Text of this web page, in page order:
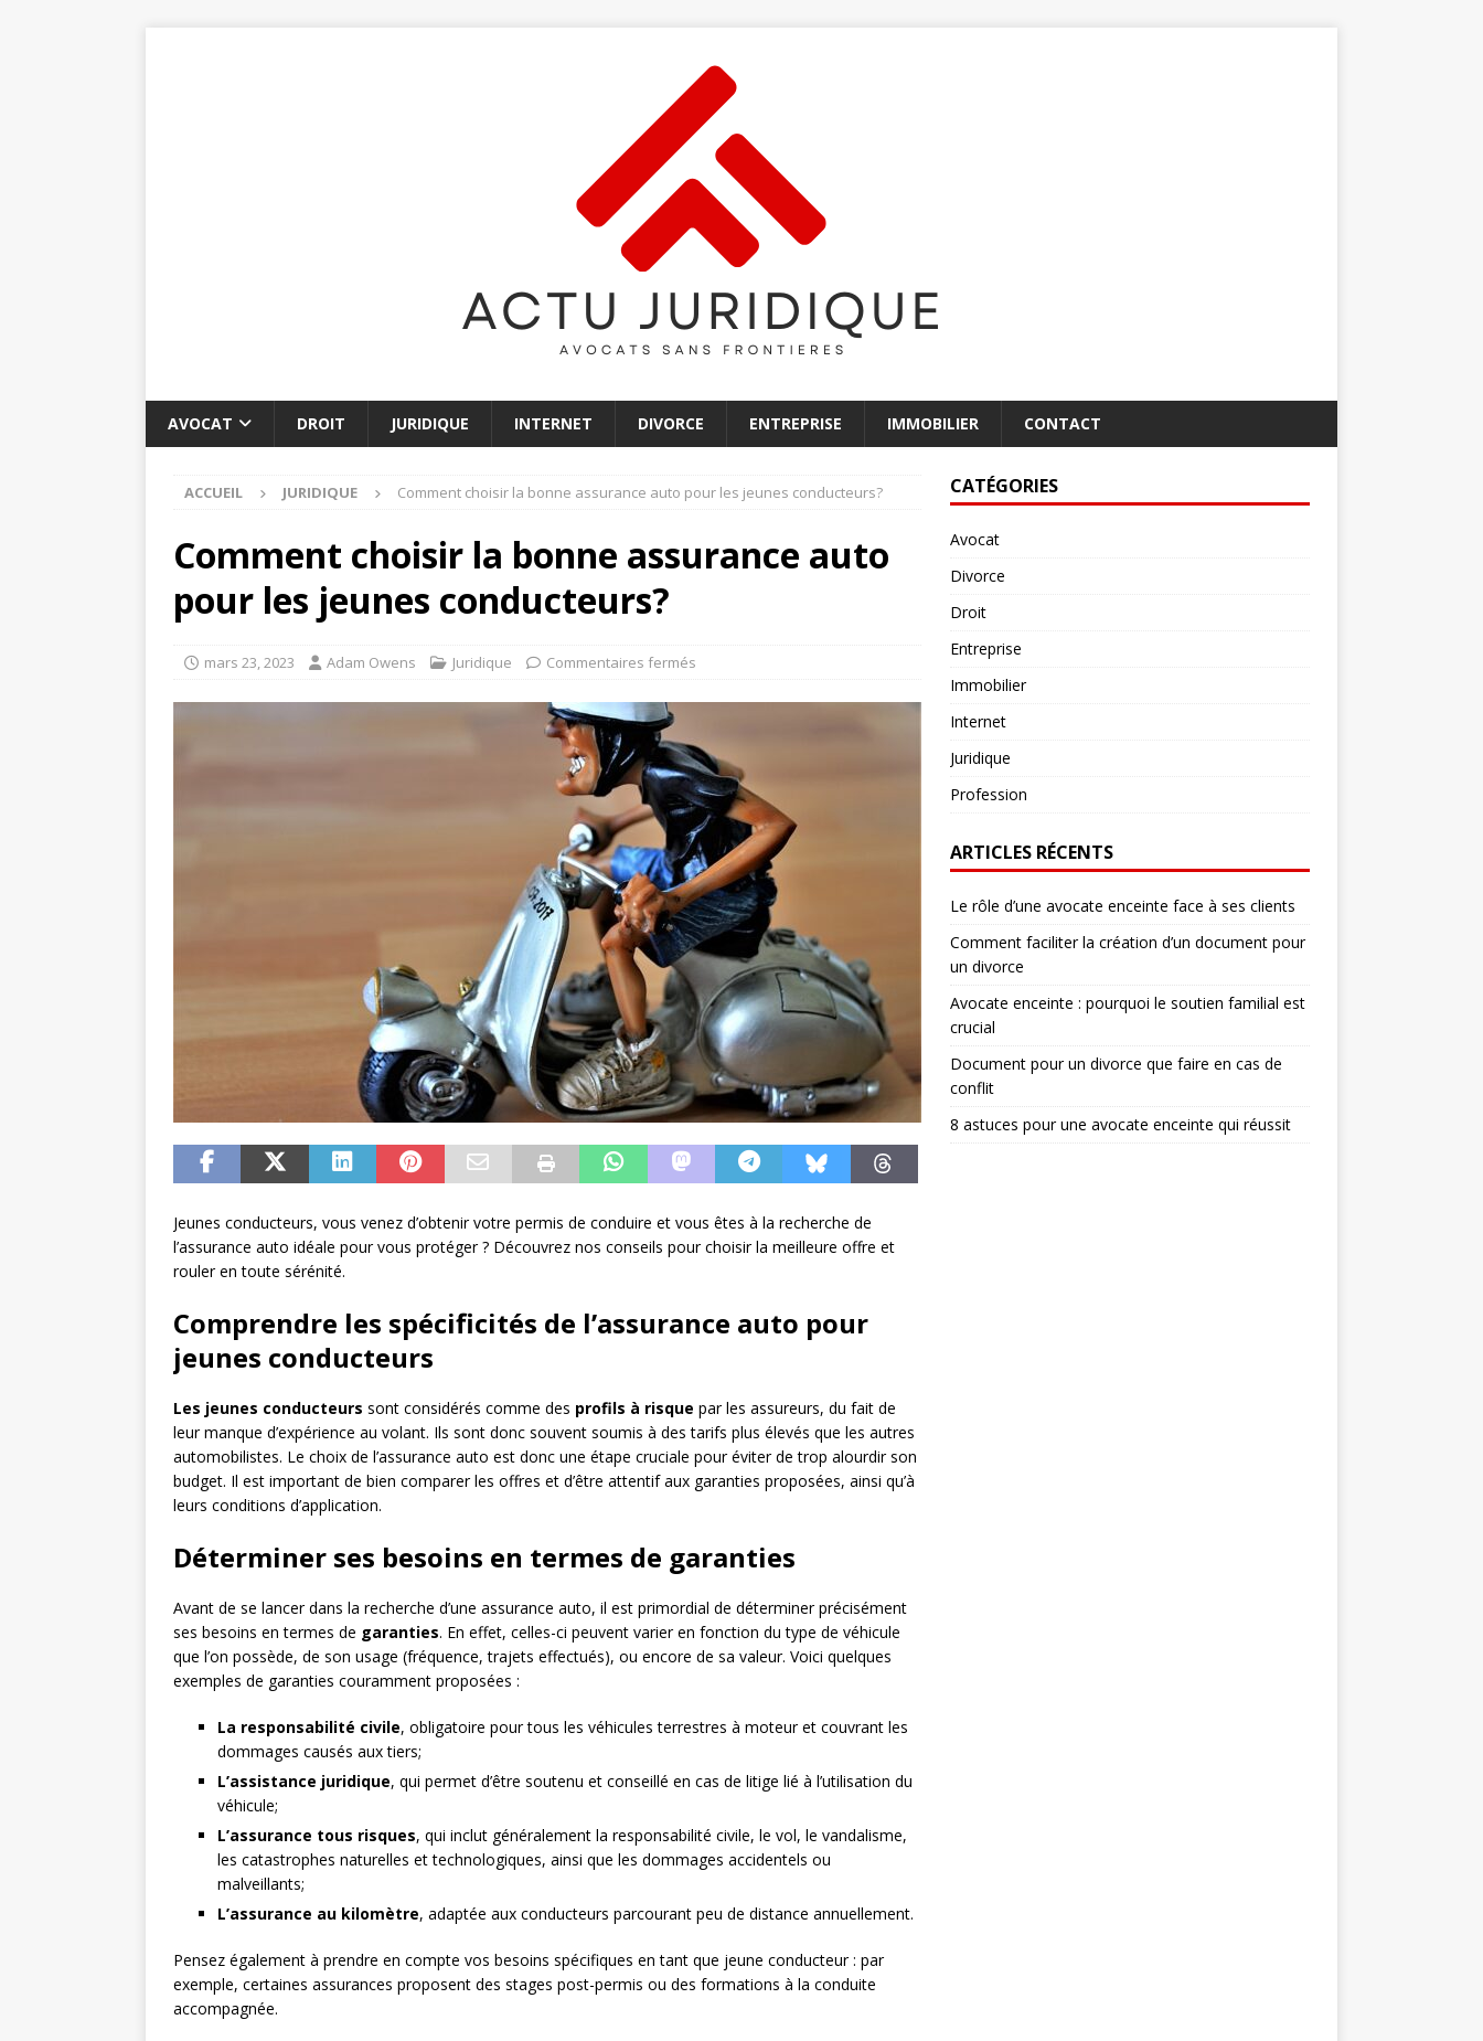
AVOCAT DROIT JURIDIQUE INTERNET DIVORCE ENTREPRISE IMMOBILIER CONTACT
ACCUEIL JURIDIQUE Comment choisir la bonne assurance auto pour les jeunes conducteurs?
Comment choisir la bonne assurance auto
pour les jeunes conducteurs?
mars 23, 2023 Adam Owens Juridique Commentaires fermés
Jeunes conducteurs, vous venez d’obtenir votre permis de conduire et vous êtes à la recherche de
l’assurance auto idéale pour vous protéger ? Découvrez nos conseils pour choisir la meilleure offre et
rouler en toute sérénité.
Comprendre les spécificités de l’assurance auto pour
jeunes conducteurs
Les jeunes conducteurs sont considérés comme des profils à risque par les assureurs, du fait de
leur manque d’expérience au volant. Ils sont donc souvent soumis à des tarifs plus élevés que les autres
automobilistes. Le choix de l’assurance auto est donc une étape cruciale pour éviter de trop alourdir son
budget. Il est important de bien comparer les offres et d’être attentif aux garanties proposées, ainsi qu’à
leurs conditions d’application.
Déterminer ses besoins en termes de garanties
Avant de se lancer dans la recherche d’une assurance auto, il est primordial de déterminer précisément
ses besoins en termes de garanties. En effet, celles-ci peuvent varier en fonction du type de véhicule
que l’on possède, de son usage (fréquence, trajets effectués), ou encore de sa valeur. Voici quelques
exemples de garanties couramment proposées :
La responsabilité civile, obligatoire pour tous les véhicules terrestres à moteur et couvrant les
dommages causés aux tiers;
L’assistance juridique, qui permet d’être soutenu et conseillé en cas de litige lié à l’utilisation du
véhicule;
L’assurance tous risques, qui inclut généralement la responsabilité civile, le vol, le vandalisme,
les catastrophes naturelles et technologiques, ainsi que les dommages accidentels ou
malveillants;
L’assurance au kilomètre, adaptée aux conducteurs parcourant peu de distance annuellement.
Pensez également à prendre en compte vos besoins spécifiques en tant que jeune conducteur : par
exemple, certaines assurances proposent des stages post-permis ou des formations à la conduite
accompagnée.
CATÉGORIES
Avocat
Divorce
Droit
Entreprise
Immobilier
Internet
Juridique
Profession
ARTICLES RÉCENTS
Le rôle d’une avocate enceinte face à ses clients
Comment faciliter la création d’un document pour
un divorce
Avocate enceinte : pourquoi le soutien familial est
crucial
Document pour un divorce que faire en cas de
conflit
8 astuces pour une avocate enceinte qui réussit